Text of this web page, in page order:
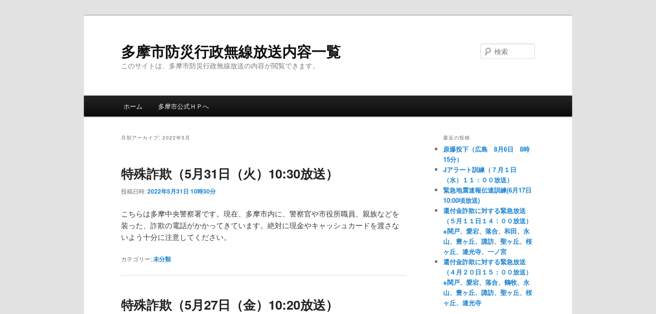
多摩市防災行政無線放送内容一覧
このサイトは、多摩市防災行政無線放送の内容が閲覧できます。
ホーム 多摩市公式ＨＰへ
月別アーカイブ: 2022年5月
特殊詐欺（5月31日（火）10:30放送）
投稿日時:2022年5月31日 10時30分
こちらは多摩中央警察署です。現在、多摩市内に、警察官や市役所職員、親族などを
装った、詐欺の電話がかかってきています。絶対に現金やキャッシュカードを渡さな
いよう十分に注意してください。
カテゴリー:未分類
特殊詐欺（5月27日（金）10:20放送）
最近の投稿
原爆投下（広島 8月6日 8時
15分）
Jアラート訓練（７月１日
（水）１１：００放送）
緊急地震速報伝達訓練(6月17日
10:00頃放送)
還付金詐欺に対する緊急放送
（５月１１日１４：００放送）
※関戸、愛宕、落合、和田、永
山、豊ヶ丘、諏訪、聖ヶ丘、桜
ヶ丘、連光寺、一ノ宮
還付金詐欺に対する緊急放送
（４月２０日１５：００放送）
※関戸、愛宕、落合、鶴牧、永
山、豊ヶ丘、諏訪、聖ヶ丘、桜
ヶ丘、連光寺